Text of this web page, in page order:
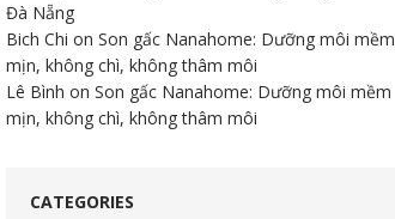
Đà Nẵng
Bich Chi onSon gấc Nanahome: Dưỡng môi mềm
mịn, không chì, không thâm môi
Lê Bình onSon gấc Nanahome: Dưỡng môi mềm
mịn, không chì, không thâm môi
CATEGORIES